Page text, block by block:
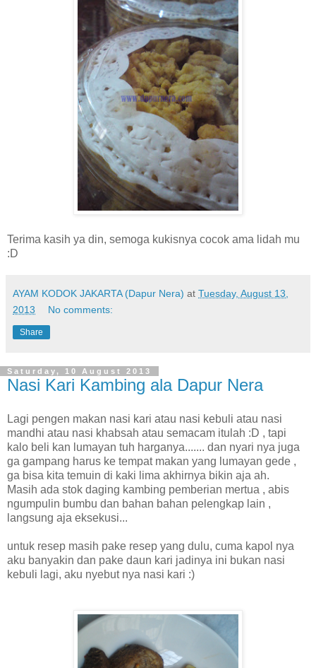
Terima kasih ya din, semoga kukisnya cocok ama lidah mu
:D
AYAM KODOK JAKARTA (Dapur Nera) at Tuesday, August 13,
2013
No comments:
Share
Saturday, 10 August 2013
Nasi Kari Kambing ala Dapur Nera
Lagi pengen makan nasi kari atau nasi kebuli atau nasi
mandhi atau nasi khabsah atau semacam itulah :D , tapi
kalo beli kan lumayan tuh harganya....... dan nyari nya juga
ga gampang harus ke tempat makan yang lumayan gede ,
ga bisa kita temuin di kaki lima akhirnya bikin aja ah.
Masih ada stok daging kambing pemberian mertua , abis
ngumpulin bumbu dan bahan bahan pelengkap lain ,
langsung aja eksekusi...
untuk resep masih pake resep yang dulu, cuma kapol nya
aku banyakin dan pake daun kari jadinya ini bukan nasi
kebuli lagi, aku nyebut nya nasi kari :)